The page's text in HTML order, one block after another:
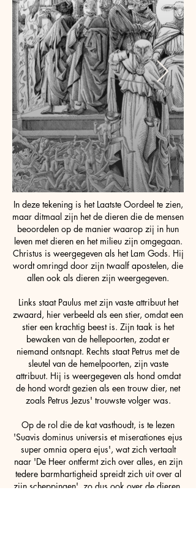
In deze tekening is het Laatste Oordeel te zien,
maar ditmaal zijn het de dieren die de mensen
beoordelen op de manier waarop zij in hun
leven met dieren en het milieu zijn omgegaan.
Christus is weergegeven als het Lam Gods. Hij
wordt omringd door zijn twaalf apostelen, die
allen ook als dieren zijn weergegeven.
Links staat Paulus met zijn vaste attribuut het
zwaard, hier verbeeld als een stier, omdat een
stier een krachtig beest is. Zijn taak is het
bewaken van de hellepoorten, zodat er
niemand ontsnapt. Rechts staat Petrus met de
sleutel van de hemelpoorten, zijn vaste
attribuut. Hij is weergegeven als hond omdat
de hond wordt gezien als een trouw dier, net
zoals Petrus Jezus' trouwste volger was.
Op de rol die de kat vasthoudt, is te lezen
'Suavis dominus universis et miserationes ejus
super omnia opera ejus', wat zich vertaalt
naar 'De Heer ontfermt zich over alles, en zijn
tedere barmhartigheid spreidt zich uit over al
zijn scheppingen', zo dus ook over de dieren.